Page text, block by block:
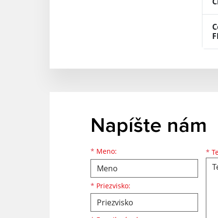
Napíšte nám
* Meno:
Meno
* Priezvisko:
Priezvisko
E-mailová adresa *